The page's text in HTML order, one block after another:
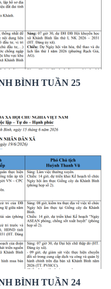
BÌNH TUẦN 25
BÌNH TUẦN 24